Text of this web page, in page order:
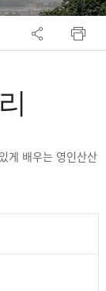
게 배우는 영인산산